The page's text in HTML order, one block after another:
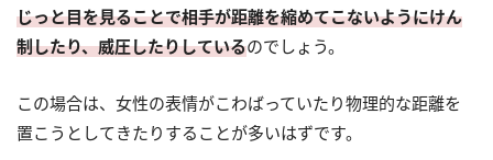
じっと目を見ることで相手が距離を縮めてこないようにけん
制したり、威圧したりしているのでしょう。
この場合は、女性の表情がこわばっていたり物理的な距離を
置こうとしてきたりすることが多いはずです。